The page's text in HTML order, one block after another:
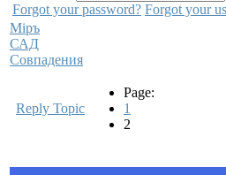
Forgot your password? Forgot your
Мiръ
САД
Совпадения
Reply Topic
Page:
1
2